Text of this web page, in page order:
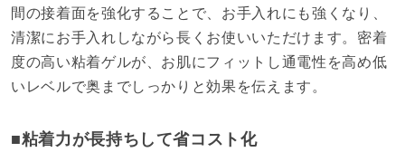
間の接着面を強化することで、お手入れにも強くなり、
清潔にお手入れしながら長くお使いいただけます。密着
度の高い粘着ゲルが、お肌にフィットし通電性を高め低
いレベルで奥までしっかりと効果を伝えます。
■粘着力が長持ちして省コスト化